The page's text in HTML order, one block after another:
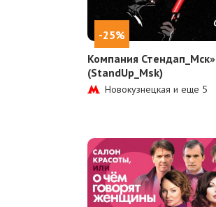
-25%
Компания Стендап_Мск»
(StandUp_Msk)
Новокузнецкая и еще 5